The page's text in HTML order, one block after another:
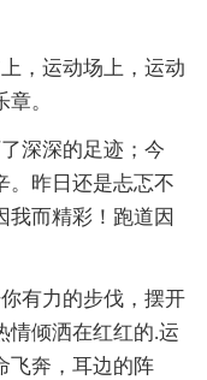
，运动场上，运动
。
深深的足迹；今
。昨日还是忐忑不
我而精彩！跑道因
有力的步伐，摆开
情倾洒在红红的.运
飞奔，耳边的阵